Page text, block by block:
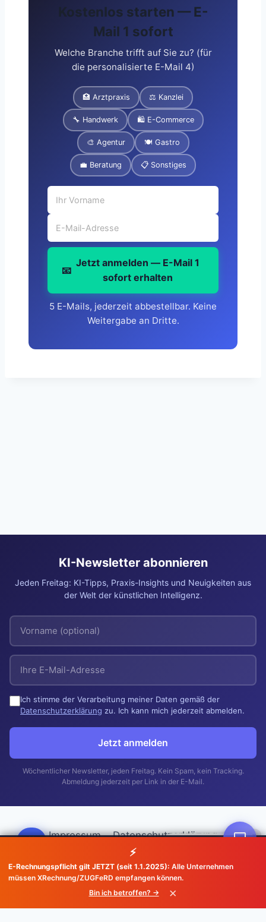
Kostenlos starten — E-
Mail 1 sofort
Welche Branche trifft auf Sie zu? (für
die personalisierte E-Mail 4)
🏥 Arztpraxis ⚖️ Kanzlei
🔧 Handwerk 🛍️ E-Commerce
🎨 Agentur 🍽️ Gastro
💼 Beratung 📋 Sonstiges
📧
Jetzt anmelden — E-Mail 1
sofort erhalten
5 E-Mails, jederzeit abbestellbar. Keine
Weitergabe an Dritte.
KI-Newsletter abonnieren
Jeden Freitag: KI-Tipps, Praxis-Insights und Neuigkeiten aus
der Welt der künstlichen Intelligenz.
Ich stimme der Verarbeitung meiner Daten gemäß der
Datenschutzerklärung zu. Ich kann mich jederzeit abmelden.
Jetzt anmelden
Wöchentlicher Newsletter, jeden Freitag. Kein Spam, kein Tracking.
Abmeldung jederzeit per Link in der E-Mail.
Impressum
Datenschutzerklärung
Kundenstimmen
FAQ
💻 Fernwartung
⚡
E-Rechnungspflicht gilt JETZT (seit 1.1.2025): Alle Unternehmen
müssen XRechnung/ZUGFeRD empfangen können.
Bin ich betroffen? →
×
Diese Website verwendet technisch notwendige Cookies und
bindet Drittanbieter-Dienste ein (ProvenExpert, VoiceAI). Weitere
Informationen finden Sie in unsererDatenschutzerklärung
Verstanden
×